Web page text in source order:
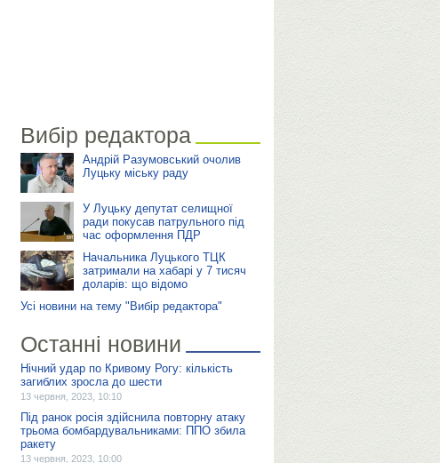
Вибір редактора
Андрій Разумовський очолив
Луцьку міську раду
У Луцьку депутат селищної
ради покусав патрульного під
час оформлення ПДР
Начальника Луцького ТЦК
затримали на хабарі у 7 тисяч
доларів: що відомо
Усі новини на тему "Вибір редактора"
Останні новини
Нічний удар по Кривому Рогу: кількість
загиблих зросла до шести
13 червня, 2023, 10:10
Під ранок росія здійснила повторну атаку
трьома бомбардувальниками: ППО збила
ракету
13 червня, 2023, 10:00